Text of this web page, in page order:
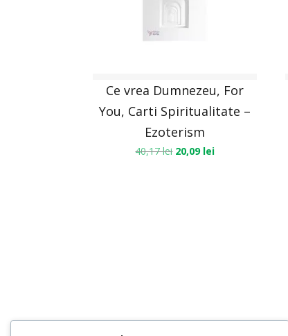
Ce vrea Dumnezeu, For
You, Carti Spiritualitate –
Ezoterism
40,17lei 20,09 lei
Termeni, Condiții & Protecția Datelor